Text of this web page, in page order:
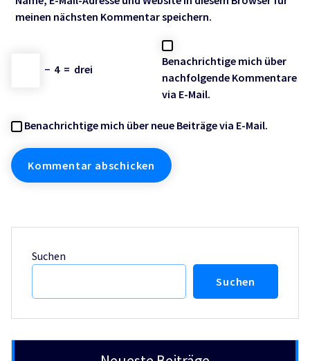
meinen nächsten Kommentar speichern.
− 4 = drei
Benachrichtige mich über
nachfolgende Kommentare
via E-Mail.
Benachrichtige mich über neue Beiträge via E-Mail.
Suchen
Suchen